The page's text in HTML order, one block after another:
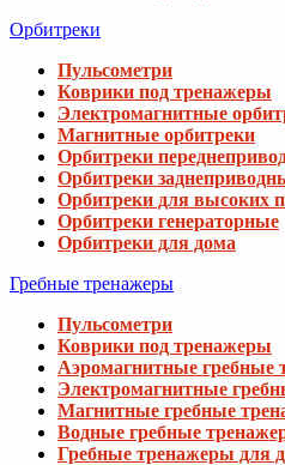
Орбитреки
Пульсометри
Коврики под тренажеры
Электромагнитные
Магнитные орбитреки
Орбитреки
Орбитреки
Орбитреки для высоких
Орбитреки генераторные
Орбитреки для дома
Гребные тренажеры
Пульсометри
Коврики под тренажеры
Аэромагнитные гребные
Электромагнитные
Магнитные гребные
Водные гребные
Гребные тренажеры для